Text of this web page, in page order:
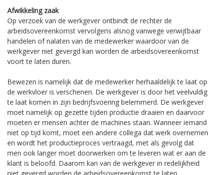
Afwikkeling zaak
Op verzoek van de werkgever ontbindt de rechter de
arbeidsovereenkomst vervolgens alsnog vanwege verwijtbaar
handelen of nalaten van de medewerker waardoor van de
werkgever niet gevergd kan worden de arbeidsovereenkomst
voort te laten duren.
Bewezen is namelijk dat de medewerker herhaaldelijk te laat op
de werkvloer is verschenen. De werkgever is door het veelvuldig
te laat komen in zijn bedrijfsvoering belemmerd. De werkgever
moet namelijk op gezette tijden productie draaien en daarvoor
moeten er mensen achter de machines staan. Wanneer iemand
niet op tijd komt, moet een andere collega dat werk overnemen
en wordt het productieproces vertraagd, met als gevolg dat
men ook langer moet doorwerken om te leveren wat er aan de
klant is beloofd. Daarom kan van de werkgever in redelijkheid